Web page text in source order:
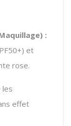
:
et
rose.
les
effet